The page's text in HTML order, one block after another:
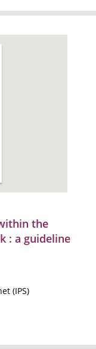
the
: a guideline
(IPS)